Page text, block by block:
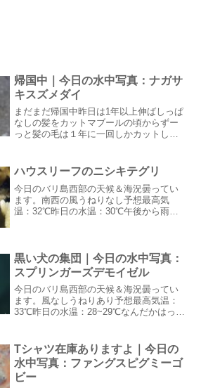
帰国中｜今日の水中写真：ナガサ
キスズメダイ
まだまだ帰国中昨日は1年以上伸ばしっぱ
なしの髪をカットマブールの頃からずー
っと髪の毛は１年に一回しかカットしな
任せで髪をカットしたら日本人見たくな
った：笑そして帰国時に...
ハウスリーフのニシキテグリ
今日のバリ島西部の天候＆海況曇ってい
ます。南西の風うねりなし予想最高気
温：32℃昨日の水温：30℃午後から雨の
日の水中写真：ハウスリ...
黒い犬の集団｜今日の水中写真：
スプリンガーズデモイゼル
今日のバリ島西部の天候＆海況曇ってい
ます。風なしうねりあり予想最高気温：
33℃昨日の水温：28~29℃なんだかはっき
い・・・。黒い犬の集団最近、黒い犬の
集団がサリダイブの敷地...
Tシャツ在庫ありますよ｜今日の
水中写真：ファングスピグミーゴ
ビー